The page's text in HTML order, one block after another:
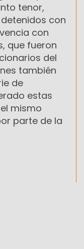
tenor,
con
con
que fueron
del
también
de
estas
mismo
parte de la